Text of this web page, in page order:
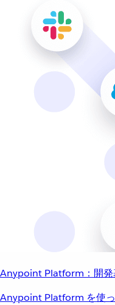
Anypoint Platform：開発
Anypoint Platform を使